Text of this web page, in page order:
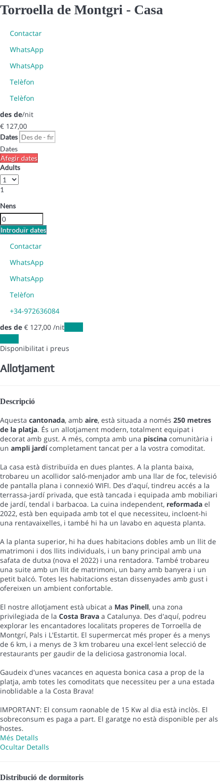
Torroella de Montgri - Casa
Contactar
WhatsApp
WhatsApp
Telèfon
Telèfon
des de/nit
€ 127,00
Dates
Dates
Afegir dates
Adults
1
Nens
Introduïr dates
Contactar
WhatsApp
WhatsApp
Telèfon
+34-972636084
des de € 127,00 /nit
Disponibilitat i preus
Allotjament
Descripció
Aquesta cantonada, amb aire, està situada a només 250 metres
de la platja. És un allotjament modern, totalment equipat i
decorat amb gust. A més, compta amb una piscina comunitària i
un ampli jardícompletament tancat per a la vostra comoditat.
La casa està distribuïda en dues plantes. A la planta baixa,
trobareu un acollidor saló-menjador amb una llar de foc, televisió
de pantalla plana i connexió WIFI. Des d'aquí, tindreu accés a la
terrassa-jardí privada, que està tancada i equipada amb mobiliari
de jardí, tendal i barbacoa. La cuina independent, reformada el
2022, està ben equipada amb tot el que necessiteu, incloent-hi
una rentavaixelles, i també hi ha un lavabo en aquesta planta.
A la planta superior, hi ha dues habitacions dobles amb un llit de
matrimoni i dos llits individuals, i un bany principal amb una
safata de dutxa (nova el 2022) i una rentadora. També trobareu
una suite amb un llit de matrimoni, un bany amb banyera i un
petit balcó. Totes les habitacions estan dissenyades amb gust i
ofereixen un ambient confortable.
El nostre allotjament està ubicat a Mas Pinell, una zona
privilegiada de la Costa Brava a Catalunya. Des d'aquí, podreu
explorar les encantadores localitats properes de Torroella de
Montgrí, Pals i L'Estartit. El supermercat més proper és a menys
de 6 km, i a menys de 3 km trobareu una excel·lent selecció de
restaurants per gaudir de la deliciosa gastronomia local.
Gaudeix d'unes vacances en aquesta bonica casa a prop de la
platja, amb totes les comoditats que necessiteu per a una estada
inoblidable a la Costa Brava!
IMPORTANT: El consum raonable de 15 Kw al dia està inclòs. El
sobreconsum es paga a part. El garatge no està disponible per als
hostes.
Més Detalls
Ocultar Detalls
Distribució de dormitoris